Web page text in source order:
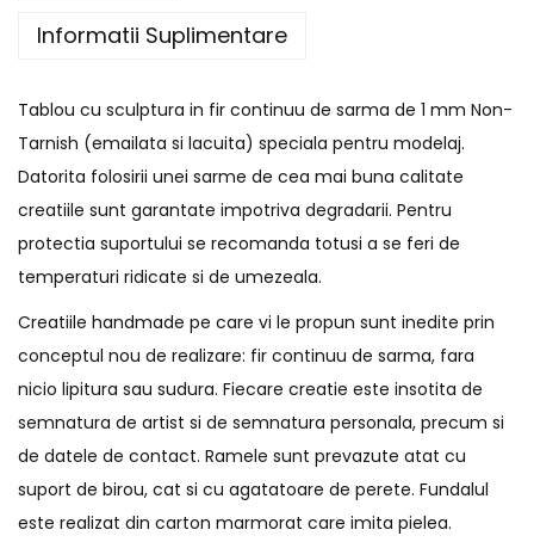
Informatii Suplimentare
Tablou cu sculptura in fir continuu de sarma de 1 mm Non-
Tarnish (emailata si lacuita) speciala pentru modelaj.
Datorita folosirii unei sarme de cea mai buna calitate
creatiile sunt garantate impotriva degradarii. Pentru
protectia suportului se recomanda totusi a se feri de
temperaturi ridicate si de umezeala.
Creatiile handmade pe care vi le propun sunt inedite prin
conceptul nou de realizare: fir continuu de sarma, fara
nicio lipitura sau sudura. Fiecare creatie este insotita de
semnatura de artist si de semnatura personala, precum si
de datele de contact. Ramele sunt prevazute atat cu
suport de birou, cat si cu agatatoare de perete. Fundalul
este realizat din carton marmorat care imita pielea.